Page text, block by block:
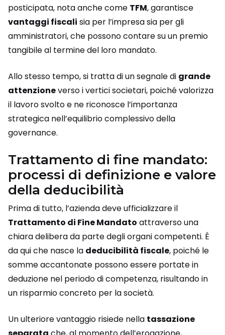
posticipata, nota anche come TFM, garantisce
vantaggi fiscali sia per l’impresa sia per gli
amministratori, che possono contare su un premio
tangibile al termine del loro mandato.
Allo stesso tempo, si tratta di un segnale di grande
attenzioneverso i vertici societari, poiché valorizza
il lavoro svolto e ne riconosce l’importanza
strategica nell’equilibrio complessivo della
governance.
Trattamento di fine mandato:
processi di definizione e valore
della deducibilità
Prima di tutto, l’azienda deve ufficializzare il
Trattamento di Fine Mandato attraverso una
chiara delibera da parte degli organi competenti. È
da qui che nasce la deducibilità fiscale, poiché le
somme accantonate possono essere portate in
deduzione nel periodo di competenza, risultando in
un risparmio concreto per la società.
Un ulteriore vantaggio risiede nella tassazione